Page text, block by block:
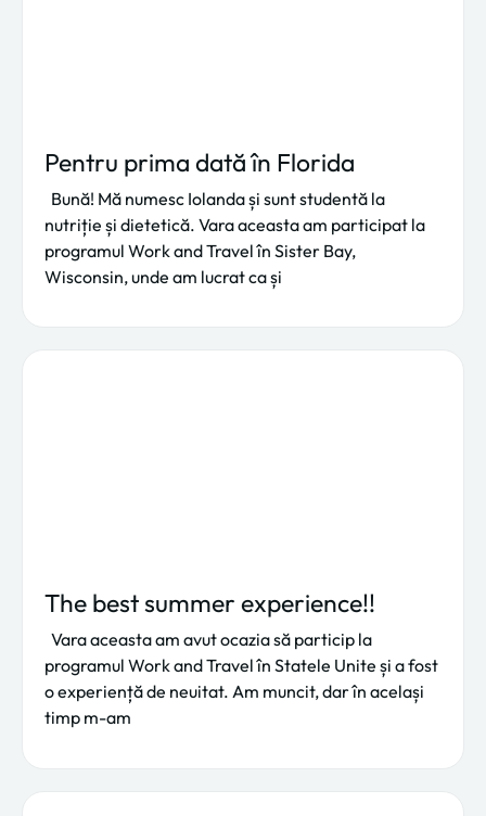
Pentru prima dată în Florida
Bună! Mă numesc Iolanda și sunt studentă la
nutriție și dietetică. Vara aceasta am participat la
programul Work and Travel în Sister Bay,
Wisconsin, unde am lucrat ca și
The best summer experience!!
Vara aceasta am avut ocazia să particip la
programul Work and Travel în Statele Unite și a fost
o experiență de neuitat. Am muncit, dar în același
timp m-am